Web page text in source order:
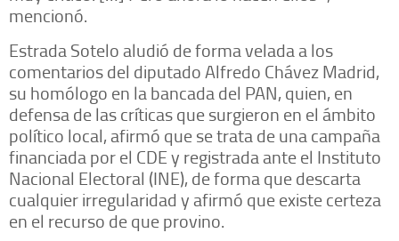
mencionó.
Estrada Sotelo aludió de forma velada a los
comentarios del diputado Alfredo Chávez Madrid,
su homólogo en la bancada del PAN, quien, en
defensa de las críticas que surgieron en el ámbito
político local, afirmó que se trata de una campaña
financiada por el CDE y registrada ante el Instituto
Nacional Electoral (INE), de forma que descarta
cualquier irregularidad y afirmó que existe certeza
en el recurso de que provino.